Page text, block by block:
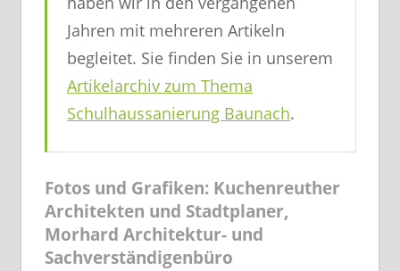
Jahren mit mehreren Artikeln
begleitet. Sie finden Sie in unserem
Artikelarchiv zum Thema
Schulhaussanierung Baunach.
Fotos und Grafiken: Kuchenreuther
Architekten und Stadtplaner,
Morhard Architektur- und
Sachverständigenbüro